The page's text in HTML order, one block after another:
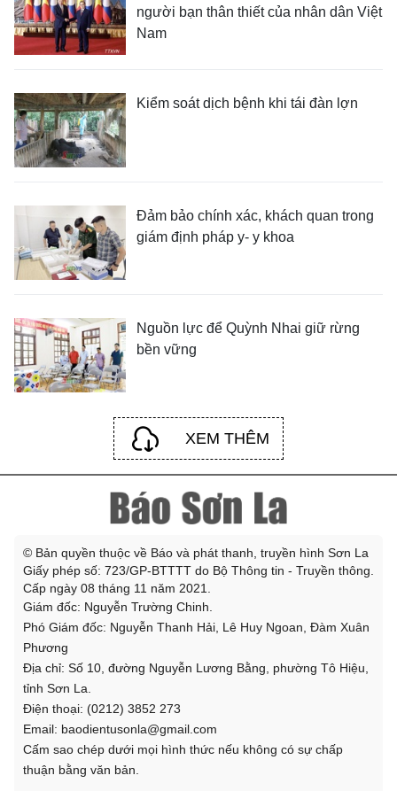
người bạn thân thiết của nhân dân Việt
Nam
Kiểm soát dịch bệnh khi tái đàn lợn
Đảm bảo chính xác, khách quan trong
giám định pháp y- y khoa
Nguồn lực để Quỳnh Nhai giữ rừng
bền vững
XEM THÊM
© Bản quyền thuộc về Báo và phát thanh, truyền hình Sơn La
Giấy phép số: 723/GP-BTTTT do Bộ Thông tin - Truyền thông.
Cấp ngày 08 tháng 11 năm 2021.
Giám đốc: Nguyễn Trường Chinh.
Phó Giám đốc: Nguyễn Thanh Hải, Lê Huy Ngoan, Đàm Xuân
Phương
Địa chỉ: Số 10, đường Nguyễn Lương Bằng, phường Tô Hiệu,
tỉnh Sơn La.
Điện thoại: (0212) 3852 273
Email: baodientusonla@gmail.com
Cấm sao chép dưới mọi hình thức nếu không có sự chấp
thuận bằng văn bản.